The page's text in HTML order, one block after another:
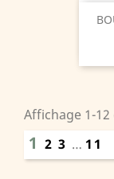
Affichage 1-
1 2 3 … 11